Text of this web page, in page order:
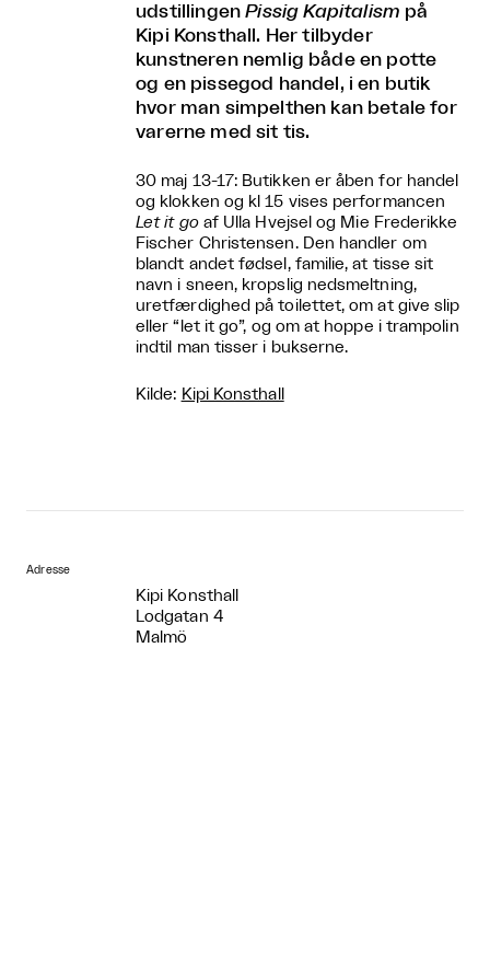
udstillingenPissig Kapitalism på
Kipi Konsthall. Her tilbyder
kunstneren nemlig både en potte
og en pissegod handel, i en butik
hvor man simpelthen kan betale for
varerne med sit tis.
30 maj 13-17: Butikken er åben for handel
og klokken og kl 15 vises performancen
Let it goaf Ulla Hvejsel og Mie Frederikke
Fischer Christensen. Den handler om
blandt andet fødsel, familie, at tisse sit
navn i sneen, kropslig nedsmeltning,
uretfærdighed på toilettet, om at give slip
eller “let it go”, og om at hoppe i trampolin
indtil man tisser i bukserne.
Kilde: Kipi Konsthall
Adresse
Kipi Konsthall
Lodgatan 4
Malmö